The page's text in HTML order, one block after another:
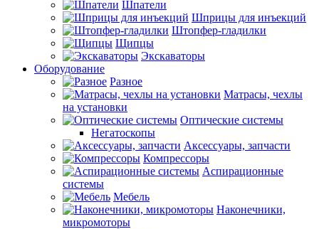
Шпатели
Шприцы для инъекций
Штопфер-гладилки
Щипцы
Экскаваторы
Оборудование
Разное
Матрасы, чехлы
на установки
Оптические системы
Негатоскопы
Аксессуары, запчасти
Компрессоры
Аспирационные
системы
Мебель
Наконечники,
микромоторы